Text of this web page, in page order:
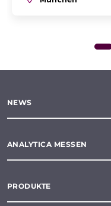
NEWS
ANALYTICA MESSEN
PRODUKTE